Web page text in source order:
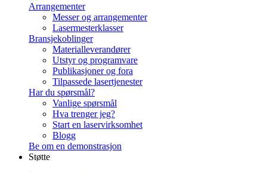
Arrangementer
Messer og arrangementer
Lasermesterklasser
Bransjekoblinger
Materialleverandører
Utstyr og programvare
Publikasjoner og fora
Tilpassede lasertjenester
Har du spørsmål?
Vanlige spørsmål
Hva trenger jeg?
Start en laservirksomhet
Blogg
Be om en demonstrasjon
Støtte